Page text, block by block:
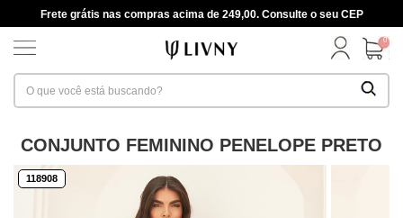
Frete grátis nas compras acima de 249,00. Consulte o seu CEP
0
CONJUNTO FEMININO PENELOPE PRETO
118908